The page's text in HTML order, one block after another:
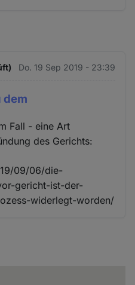
Do. 19 Sep 2019 - 23:39
dem
Fall - eine Art
des Gerichts:
09/06/die-
gericht-ist-der-
widerlegt-worden/